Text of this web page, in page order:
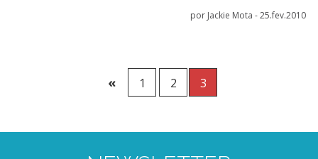
por Jackie Mota -25.fev.2010
« 1 2 3